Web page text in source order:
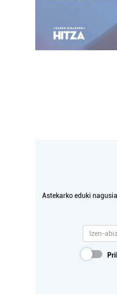
Astekarko eduki